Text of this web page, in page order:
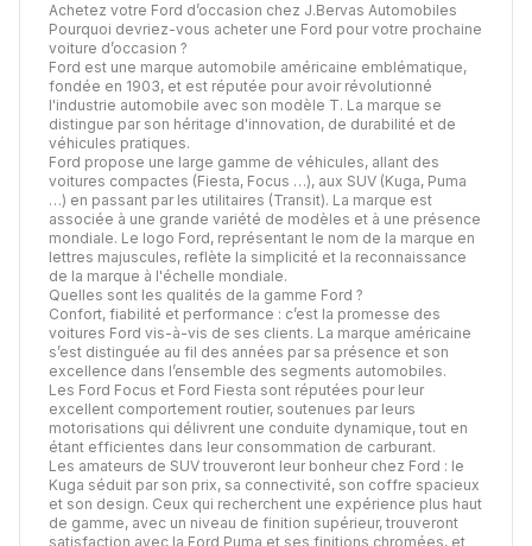
Achetez votre Ford d’occasion chez J.Bervas Automobiles
Pourquoi devriez-vous acheter une Ford pour votre prochaine
voiture d’occasion ?
Ford est une marque automobile américaine emblématique,
fondée en 1903, et est réputée pour avoir révolutionné
l'industrie automobile avec son modèle T. La marque se
distingue par son héritage d'innovation, de durabilité et de
véhicules pratiques.
Ford propose une large gamme de véhicules, allant des
voitures compactes (Fiesta, Focus …), aux SUV (Kuga, Puma
…) en passant par les utilitaires (Transit). La marque est
associée à une grande variété de modèles et à une présence
mondiale. Le logo Ford, représentant le nom de la marque en
lettres majuscules, reflète la simplicité et la reconnaissance
de la marque à l'échelle mondiale.
Quelles sont les qualités de la gamme Ford ?
Confort, fiabilité et performance : c’est la promesse des
voitures Ford vis-à-vis de ses clients. La marque américaine
s’est distinguée au fil des années par sa présence et son
excellence dans l’ensemble des segments automobiles.
Les Ford Focus et Ford Fiesta sont réputées pour leur
excellent comportement routier, soutenues par leurs
motorisations qui délivrent une conduite dynamique, tout en
étant efficientes dans leur consommation de carburant.
Les amateurs de SUV trouveront leur bonheur chez Ford : le
Kuga séduit par son prix, sa connectivité, son coffre spacieux
et son design. Ceux qui recherchent une expérience plus haut
de gamme, avec un niveau de finition supérieur, trouveront
satisfaction avec la Ford Puma et ses finitions chromées, et